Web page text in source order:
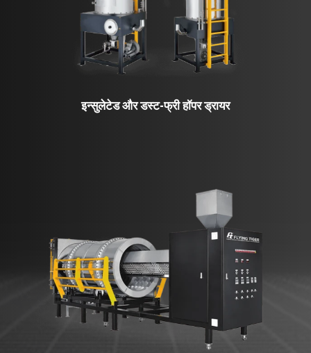
इन्सुलेटेड और डस्ट-फ्री हॉपर ड्रायर